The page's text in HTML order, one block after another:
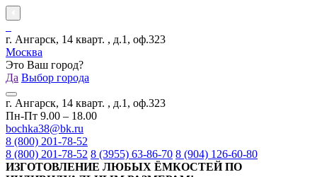
г. Ангарск, 14 кварт. , д.1, оф.323
Москва
Это Ваш город?
Да Выбор города
г. Ангарск, 14 кварт. , д.1, оф.323
Пн-Пт 9.00 – 18.00
bochka38@bk.ru
8 (800) 201-78-52
8 (800) 201-78-52 8 (3955) 63-86-70 8 (904) 126-60-80
ИЗГОТОВЛЕНИЕ ЛЮБЫХ ЁМКОСТЕЙ ПО